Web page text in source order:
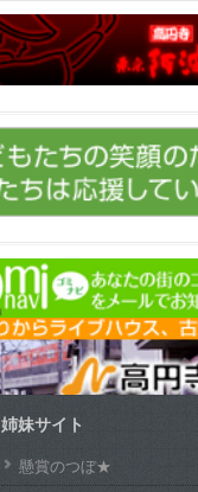
姉妹サイト
懸賞のつぼ★